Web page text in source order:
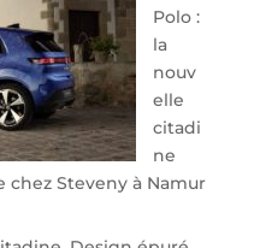
Polo :
la
nouv
elle
citadi
ne
chez Steveny à Namur